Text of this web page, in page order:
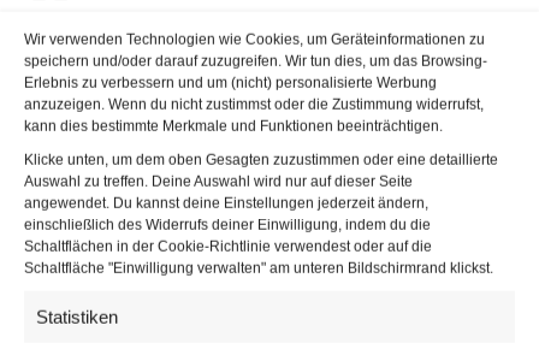
Wir verwenden Technologien wie Cookies, um Geräteinformationen zu
speichern und/oder darauf zuzugreifen. Wir tun dies, um das Browsing-
Erlebnis zu verbessern und um (nicht) personalisierte Werbung
anzuzeigen. Wenn du nicht zustimmst oder die Zustimmung widerrufst,
kann dies bestimmte Merkmale und Funktionen beeinträchtigen.
Klicke unten, um dem oben Gesagten zuzustimmen oder eine detaillierte
Auswahl zu treffen. Deine Auswahl wird nur auf dieser Seite
angewendet. Du kannst deine Einstellungen jederzeit ändern,
einschließlich des Widerrufs deiner Einwilligung, indem du die
Schaltflächen in der Cookie-Richtlinie verwendest oder auf die
Schaltfläche "Einwilligung verwalten" am unteren Bildschirmrand klickst.
Statistiken
Ich lehne mich entspannt zurück
Schöne süße Langeweile
Erholung nach langer, harter Arbeit
Im Video wird viel gelacht und auch einiges konsumiert,
aber die Szenerie wirkt nicht überzeichnet und beinahe
ganz realistisch. Was Tom Neuwirth aka Conchita Wurst
Moment mal gar nichts zu tun und sich den